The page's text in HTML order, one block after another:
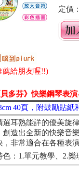
薦給朋友喔!!)
定價：
多芬》快樂鋼琴表
40頁，附鼓勵貼紙
熟能詳的優美旋律
創造出全新的快樂音
，非常適合在各種表
1.單元教學、2.樂理